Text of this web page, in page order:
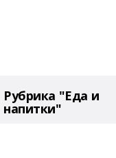
Рубрика "Еда и
напитки"